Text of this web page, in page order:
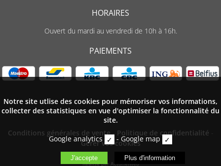
HORAIRES
Ouvert du mardi au vendredi de 10h à 16h.
PAIEMENTS
Conditions générales de vente- Politique de confidentialité
Gèrer vos cookies
Réalisé par Actorielweb
Notre site utlise des cookies pour mémoriser vos informations,
collecter des statistiques en vue d'optimiser la fonctionnalité du
site.
Google analytics
- Google map